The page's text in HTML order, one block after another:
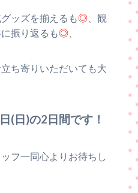
ッズを揃えるも◎、観
振り返るも◎、
ち寄りいただいても大
(日)の2日間です！
フ一同心よりお待ちし